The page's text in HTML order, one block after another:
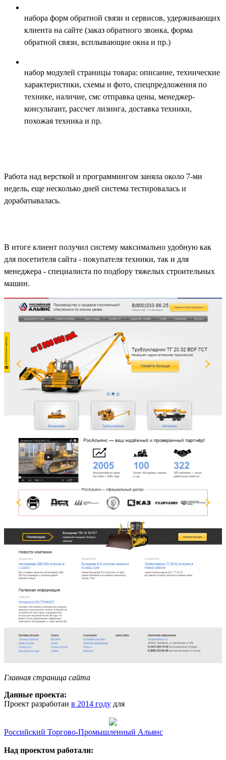
набора форм обратной связи и сервисов, удерживающих
клиента на сайте (заказ обратного звонка, форма
обратной связи, всплывающие окна и пр.)
набор модулей страницы товара: описание, технические
характеристики, схемы и фото, спецпредложения по
технике, наличие, смс отправка цены, менеджер-
консультант, рассчет лизинга, доставка техники,
похожая техника и пр.
​Работа над версткой и программингом заняла около 7-ми
недель, еще несколько дней система тестировалась и
дорабатывалась.
В итоге клиент получил систему максимально удобную как
для посетителя сайта - покупателя техники, так и для
менеджера - специалиста по подбору тяжелых строительных
машин.
Главная страница сайта
Данные проекта:
Проект разработан в 2014 году для
Российский Торгово-Промышленный Альянс
Над проектом работали: